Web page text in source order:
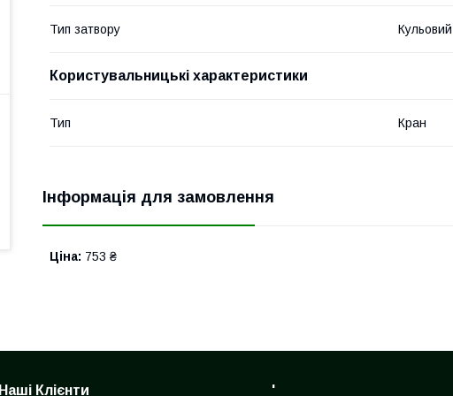
Тип затвору Кульовий
Користувальницькі характеристики
Тип Кран
Інформація для замовлення
Ціна: 753 ₴
Наші Клієнти '